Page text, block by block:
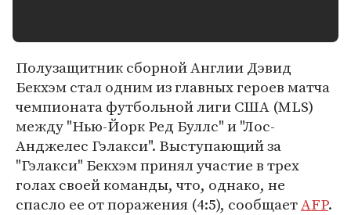
Полузащитник сборной Англии Дэвид
Бекхэм стал одним из главных героев матча
чемпионата футбольной лиги США (MLS)
между "Нью-Йорк Ред Буллс" и "Лос-
Анджелес Гэлакси". Выступающий за
"Гэлакси" Бекхэм принял участие в трех
голах своей команды, что, однако, не
спасло ее от поражения (4:5), сообщаетAFP.